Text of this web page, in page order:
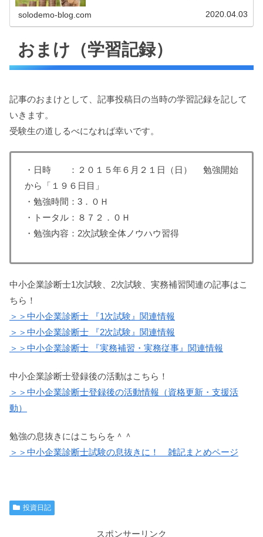
solodemo-blog.com 2020.04.03
おまけ（学習記録）
記事のおまけとして、記事投稿日の当時の学習記録を記して
いきます。
受験生の道しるべになれば幸いです。
・日時 ：２０１５年６月２１日（日） 勉強開始
から「１９６日目」
・勉強時間：3．０Ｈ
・トータル：８７２．０Ｈ
・勉強内容：2次試験全体ノウハウ習得
中小企業診断士1次試験、2次試験、実務補習関連の記事はこ
ちら！
＞＞中小企業診断士 『1次試験』関連情報
＞＞中小企業診断士 『2次試験』関連情報
＞＞中小企業診断士 『実務補習・実務従事』関連情報
中小企業診断士登録後の活動はこちら！
＞＞中小企業診断士登録後の活動情報（資格更新・支援活
動）
勉強の息抜きにはこちらを＾＾
＞＞中小企業診断士試験の息抜きに！ 雑記まとめページ
投資日記
スポンサーリンク